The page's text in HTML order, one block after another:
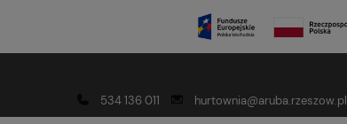
534 136 011
hurtownia@aruba.rzeszow.pl